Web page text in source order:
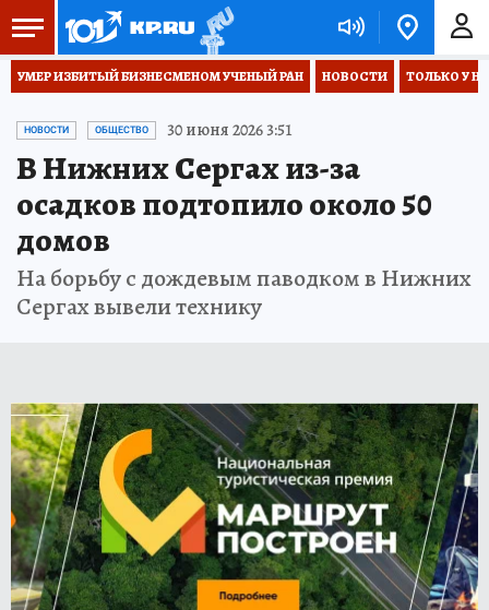
УМЕР ИЗБИТЫЙ БИЗНЕСМЕНОМ УЧЕНЫЙ РАН НОВОСТИ ТОЛЬКО У
НОВОСТИ ОБЩЕСТВО 30 июня 2026 3:51
В Нижних Сергах из-за
осадков подтопило около 50
домов
На борьбу с дождевым паводком в Нижних
Сергах вывели технику